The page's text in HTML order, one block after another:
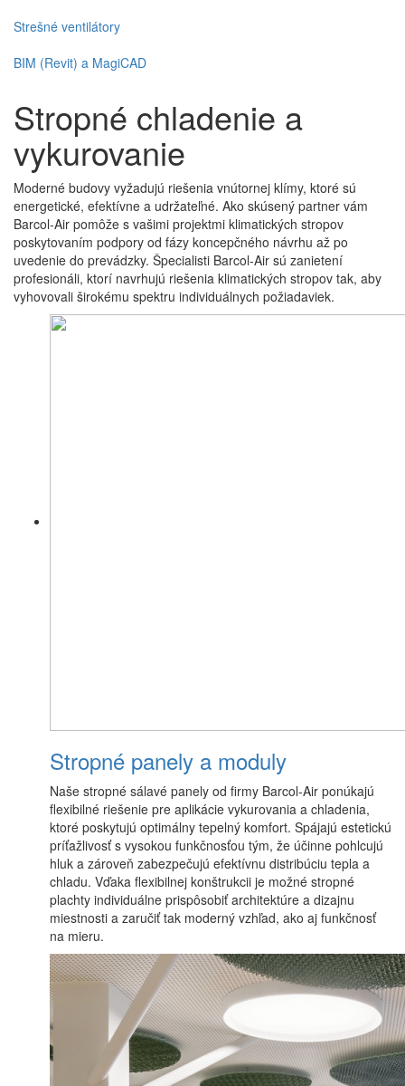
Strešné ventilátory
BIM (Revit) a MagiCAD
Stropné chladenie a
vykurovanie
Moderné budovy vyžadujú riešenia vnútornej klímy, ktoré sú
energetické, efektívne a udržateľné. Ako skúsený partner vám
Barcol-Air pomôže s vašimi projektmi klimatických stropov
poskytovaním podpory od fázy koncepčného návrhu až po
uvedenie do prevádzky. Špecialisti Barcol-Air sú zanietení
profesionáli, ktorí navrhujú riešenia klimatických stropov tak, aby
vyhovovali širokému spektru individuálnych požiadaviek.
Stropné panely a moduly
Naše stropné sálavé panely od firmy Barcol-Air ponúkajú
flexibilné riešenie pre aplikácie vykurovania a chladenia,
ktoré poskytujú optimálny tepelný komfort. Spájajú estetickú
príťažlivosť s vysokou funkčnosťou tým, že účinne pohlcujú
hluk a zároveň zabezpečujú efektívnu distribúciu tepla a
chladu. Vďaka flexibilnej konštrukcii je možné stropné
plachty individuálne prispôsobiť architektúre a dizajnu
miestnosti a zaručiť tak moderný vzhľad, ako aj funkčnosť
na mieru.